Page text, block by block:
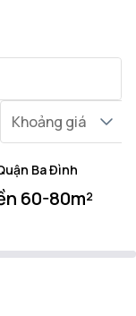
nền
Khoảng giá
Ba Đình
60-80m²